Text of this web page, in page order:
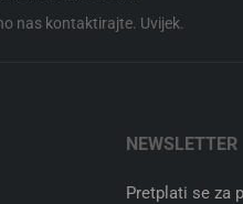
nas kontaktirajte. Uvijek.
NEWSLETTER
Pretplati se za